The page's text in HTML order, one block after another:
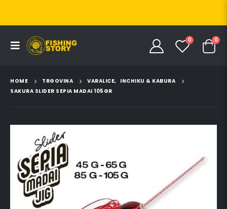
0 0
HOME TRGOVINA VARALICE, INCHIKU & KABURA
SAKURA SLIDER SEPIA MADAI 105GR